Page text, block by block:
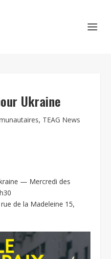
Ukraine
, TEAG News
— Mercredi des
de la Madeleine 15,